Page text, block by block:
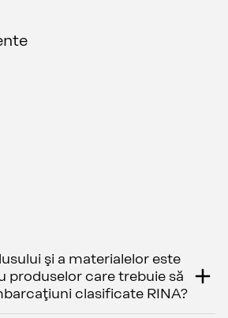
şi a materialelor este
produselor care trebuie să
clasificate RINA?